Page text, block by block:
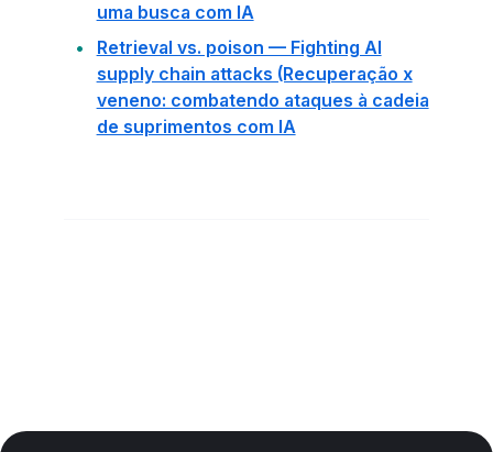
uma busca com IA
Retrieval vs. poison — Fighting AI
supply chain attacks (Recuperação x
veneno: combatendo ataques à cadeia
de suprimentos com IA